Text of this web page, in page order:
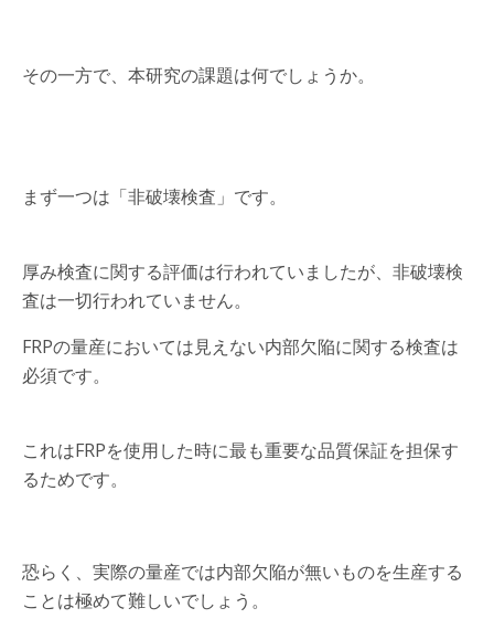
その一方で、本研究の課題は何でしょうか。
まず一つは「非破壊検査」です。
厚み検査に関する評価は行われていましたが、非破壊検
査は一切行われていません。
FRPの量産においては見えない内部欠陥に関する検査は
必須です。
これはFRPを使用した時に最も重要な品質保証を担保す
るためです。
恐らく、実際の量産では内部欠陥が無いものを生産する
ことは極めて難しいでしょう。